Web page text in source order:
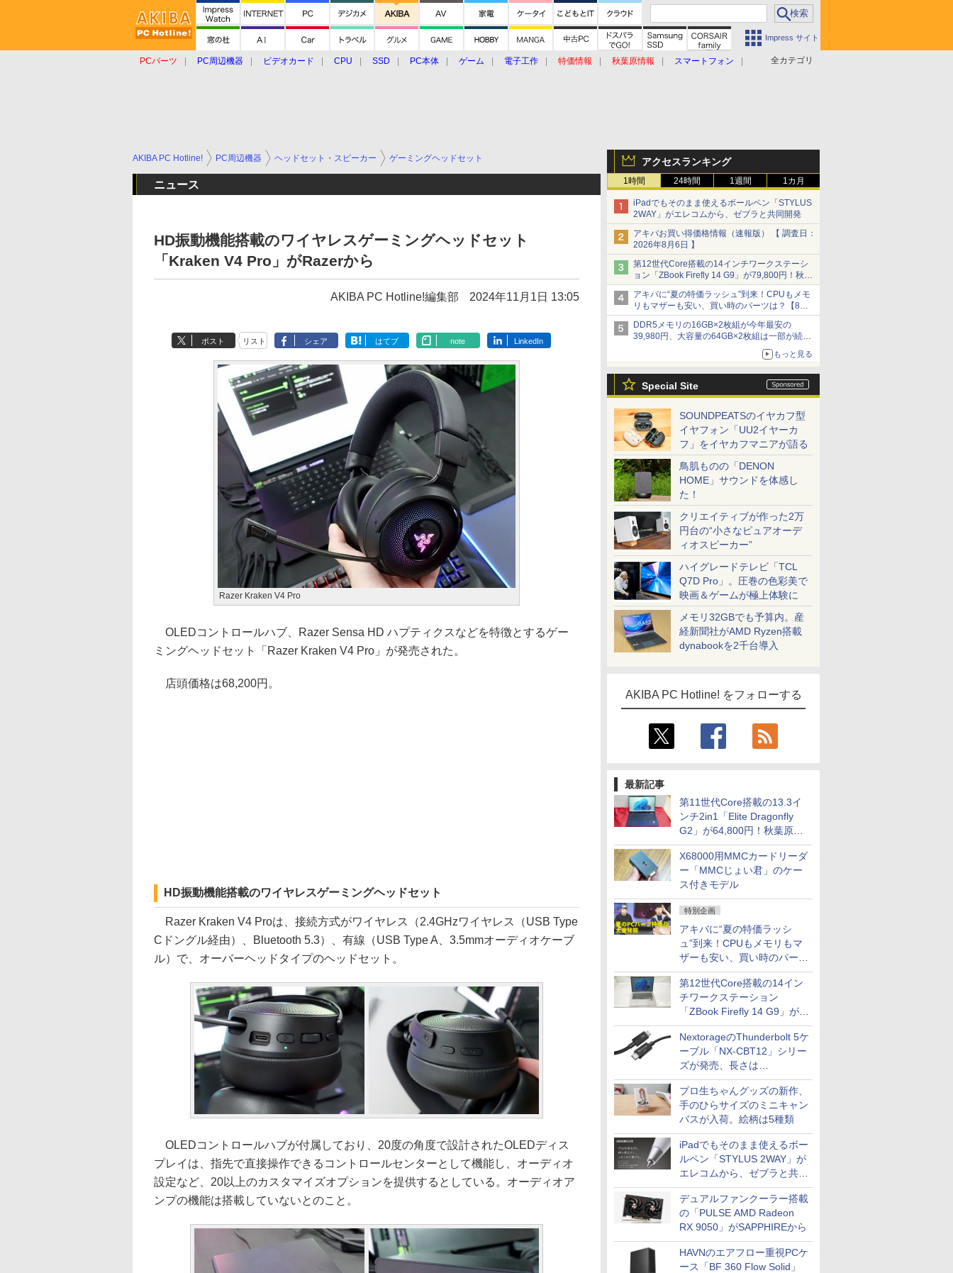
Impress サイト
全カテゴリ
PCパーツ PC周辺機器 ビデオカード CPU SSD PC本体 ゲーム 電子工作 特価情報 秋葉原情報
スマートフォン
アクセスランキング
1時間 24時間 1週間 1カ月
iPadでもそのまま使えるボールペン「STYLUS
2WAY」がエレコムから、ゼブラと共同開発
アキバお買い得価格情報（速報版） 【 調査日：
2026年8月6日 】
第12世代Core搭載の14インチワークステーシ
ョン「ZBook Firefly 14 G9」が79,800円！秋葉
原で中古PCセール
アキバに“夏の特価ラッシュ”到来！CPUもメモ
リもマザーも安い、買い時のパーツは？【8月7
日(金)22時配信】
DDR5メモリの16GB×2枚組が今年最安の
39,980円、大容量の64GB×2枚組は一部が続騰
もっと見る
Special Site
SOUNDPEATSのイヤカフ型
イヤフォン「UU2イヤーカ
フ」をイヤカフマニアが語る
鳥肌ものの「DENON
HOME」サウンドを体感し
た！
クリエイティブが作った2万
円台の“小さなピュアオーデ
ィオスピーカー”
ハイグレードテレビ「TCL
Q7D Pro」。圧巻の色彩美で
映画＆ゲームが極上体験に
メモリ32GBでも予算内。産
経新聞社がAMD Ryzen搭載
dynabookを2千台導入
AKIBA PC Hotline! をフォローする
最新記事
第11世代Core搭載の13.3イ
ンチ2in1「Elite Dragonfly
G2」が64,800円！秋葉原で
中古PCセール
X68000用MMCカードリーダ
ー「MMCじょい君」のケー
ス付きモデル
特別企画
アキバに“夏の特価ラッシ
ュ”到来！CPUもメモリもマ
ザーも安い、買い時のパーツ
は？【8月7日(金)22時配信】
第12世代Core搭載の14イン
チワークステーション
「ZBook Firefly 14 G9」が
79,800円！秋葉原で中古PC
セール
NextorageのThunderbolt 5ケ
ーブル「NX-CBT12」シリー
ズが発売、長さは
30cm/50cm/1mの3種類
プロ生ちゃんグッズの新作、
手のひらサイズのミニキャン
バスが入荷。絵柄は5種類
iPadでもそのまま使えるボー
ルペン「STYLUS 2WAY」が
エレコムから、ゼブラと共同
開発
デュアルファンクーラー搭載
の「PULSE AMD Radeon
RX 9050」がSAPPHIREから
HAVNのエアフロー重視PCケ
ース「BF 360 Flow Solid」
AKIBA PC Hotline! PC周辺機器 ヘッドセット・スピーカー ゲーミングヘッドセット
ニュース
HD振動機能搭載のワイヤレスゲーミングヘッドセット
「Kraken V4 Pro」がRazerから
AKIBA PC Hotline!編集部 2024年11月1日 13:05
ポスト リスト シェア はてブ note LinkedIn
Razer Kraken V4 Pro
OLEDコントロールハブ、Razer Sensa HD ハプティクスなどを特徴とするゲー
ミングヘッドセット「Razer Kraken V4 Pro」が発売された。
店頭価格は68,200円。
HD振動機能搭載のワイヤレスゲーミングヘッドセット
Razer Kraken V4 Proは、接続方式がワイヤレス（2.4GHzワイヤレス（USB Type
Cドングル経由）、Bluetooth 5.3）、有線（USB Type A、3.5mmオーディオケーブ
ル）で、オーバーヘッドタイプのヘッドセット。
OLEDコントロールハブが付属しており、20度の角度で設計されたOLEDディス
プレイは、指先で直接操作できるコントロールセンターとして機能し、オーディオ
設定など、20以上のカスタマイズオプションを提供するとしている。オーディオア
ンプの機能は搭載していないとのこと。